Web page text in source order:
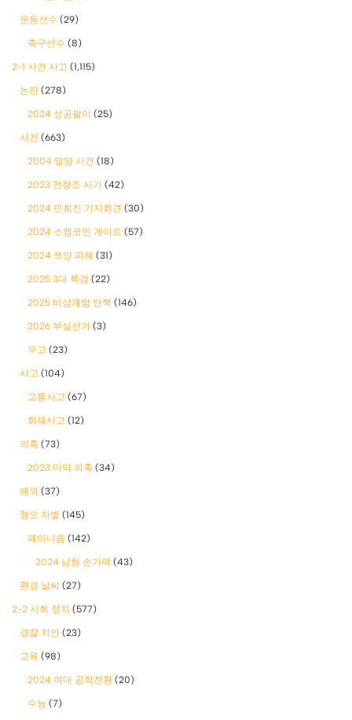
운동선수 (29)
축구선수 (8)
2-1 사건 사고 (1,115)
논란 (278)
2024 성공팔이 (25)
사건 (663)
2004 밀양 사건 (18)
2023 전청조 사기 (42)
2024 민희진 기자회견 (30)
2024 스캠코인 게이트 (57)
2024 쯔양 피해 (31)
2025 3대 특검 (22)
2025 비상계엄 탄핵 (146)
2026 부실선거 (3)
무고 (23)
사고 (104)
교통사고 (67)
화재사고 (12)
의혹 (73)
2023 마약 의혹 (34)
해외 (37)
혐오 차별 (145)
폐미니즘 (142)
2024 남혐 손가락 (43)
환경 날씨 (27)
2-2 사회 정치 (577)
경찰 치안 (23)
교육 (98)
2024 여대 공학전환 (20)
수능 (7)